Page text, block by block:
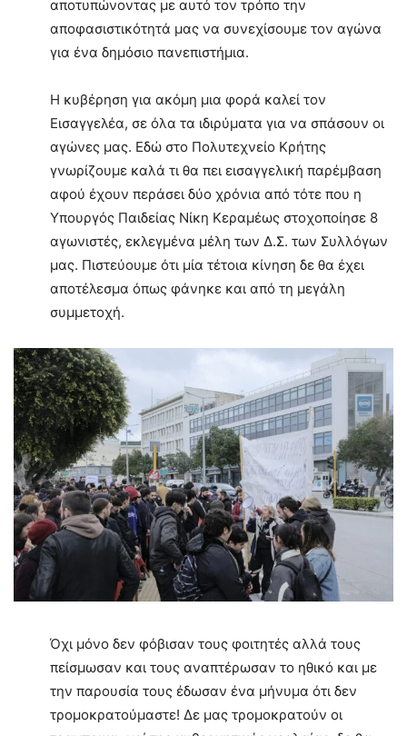
αποτυπώνοντας με αυτό τον τρόπο την
αποφασιστικότητά μας να συνεχίσουμε τον αγώνα
για ένα δημόσιο πανεπιστήμια.
Η κυβέρηση για ακόμη μια φορά καλεί τον
Εισαγγελέα, σε όλα τα ιδιρύματα για να σπάσουν οι
αγώνες μας. Εδώ στο Πολυτεχνείο Κρήτης
γνωρίζουμε καλά τι θα πει εισαγγελική παρέμβαση
αφού έχουν περάσει δύο χρόνια από τότε που η
Υπουργός Παιδείας Νίκη Κεραμέως στοχοποίησε 8
αγωνιστές, εκλεγμένα μέλη των Δ.Σ. των Συλλόγων
μας. Πιστεύουμε ότι μία τέτοια κίνηση δε θα έχει
αποτέλεσμα όπως φάνηκε και από τη μεγάλη
συμμετοχή.
Όχι μόνο δεν φόβισαν τους φοιτητές αλλά τους
πείσμωσαν και τους αναπτέρωσαν το ηθικό και με
την παρουσία τους έδωσαν ένα μήνυμα ότι δεν
τρομοκρατούμαστε! Δε μας τρομοκρατούν οι